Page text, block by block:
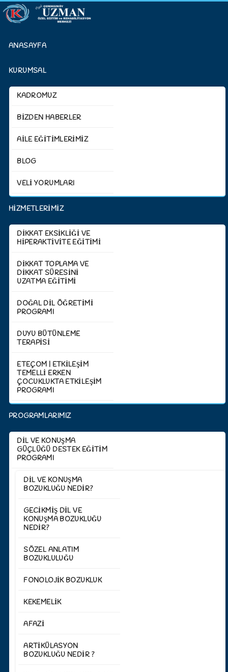
ANASAYFA
KURUMSAL
KADROMUZ
BİZDEN HABERLER
AİLE EĞİTİMLERİMİZ
BLOG
VELİ YORUMLARI
HİZMETLERİMİZ
DİKKAT EKSİKLİĞİ VE
HİPERAKTİVİTE EĞİTİMİ
DİKKAT TOPLAMA VE
DİKKAT SÜRESİNİ
UZATMA EĞİTİMİ
DOĞAL DİL ÖĞRETİMİ
PROGRAMI
DUYU BÜTÜNLEME
TERAPİSİ
ETEÇOM | ETKİLEŞİM
TEMELLİ ERKEN
ÇOCUKLUKTA ETKİLEŞİM
PROGRAMI
PROGRAMLARIMIZ
DİL VE KONUŞMA
GÜÇLÜĞÜ DESTEK EĞİTİM
PROGRAMI
DIL VE KONUŞMA
BOZUKLUĞU NEDIR?
GECIKMIŞ DIL VE
KONUŞMA BOZUKLUĞU
NEDIR?
SÖZEL ANLATIM
BOZUKLULUĞU
FONOLOJIK BOZUKLUK
KEKEMELIK
AFAZI
ARTIKÜLASYON
BOZUKLUĞU NEDIR ?